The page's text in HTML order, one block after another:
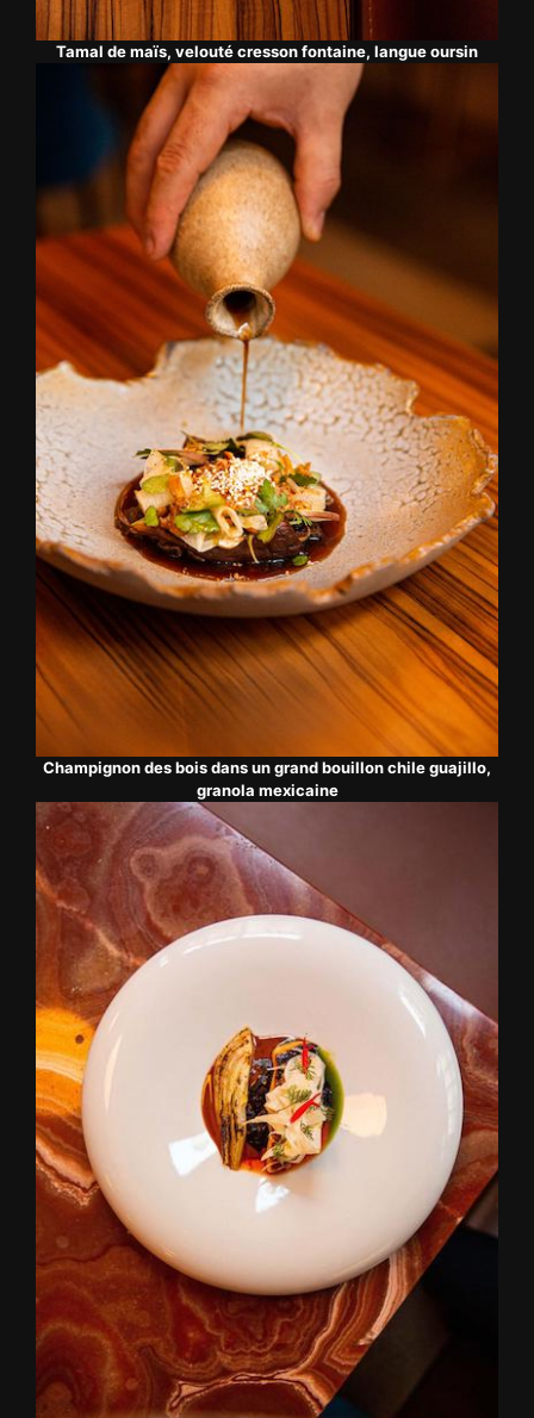
Tamal de maïs, velouté cresson fontaine, langue oursin
Champignon des bois dans un grand bouillon chile guajillo,
granola mexicaine